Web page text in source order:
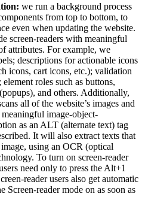
we run a background process
from top to bottom, to
even when updating the website.
screen-readers with meaningful
attributes. For example, we
descriptions for actionable icons
icons, cart icons, etc.); validation
roles such as buttons,
and others. Additionally,
all of the website’s images and
image-object-
as an ALT (alternate text) tag
It will also extract texts that
using an OCR (optical
To turn on screen-reader
need only to press the Alt+1
reader users also get automatic
Screen-reader mode on as soon as